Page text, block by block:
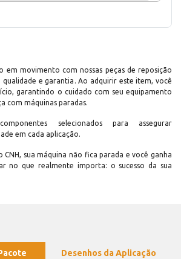
em movimento com nossas peças de reposição
e garantia. Ao adquirir este item, você
garantindo o cuidado com seu equipamento
com máquinas paradas.
selecionados para assegurar
em cada aplicação.
CNH, sua máquina não fica parada e você ganha
no que realmente importa: o sucesso da sua
Desenhos da Aplicação